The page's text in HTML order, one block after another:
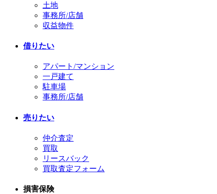
土地
事務所/店舗
収益物件
借りたい
アパート/マンション
一戸建て
駐車場
事務所/店舗
売りたい
仲介査定
買取
リースバック
買取査定フォーム
損害保険